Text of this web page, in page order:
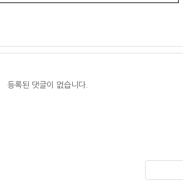
등록된 댓글이 없습니다.